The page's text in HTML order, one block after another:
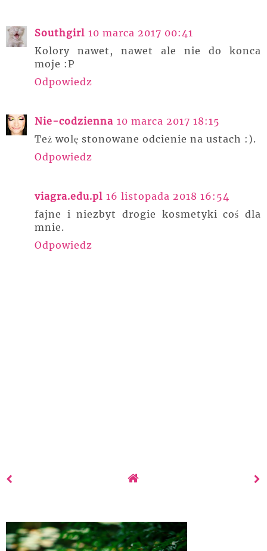
Southgirl 10 marca 2017 00:41
Kolory nawet, nawet ale nie do konca
moje :P
Odpowiedz
Nie-codzienna 10 marca 2017 18:15
Też wolę stonowane odcienie na ustach :).
Odpowiedz
viagra.edu.pl 16 listopada 2018 16:54
fajne i niezbyt drogie kosmetyki coś dla
mnie.
Odpowiedz